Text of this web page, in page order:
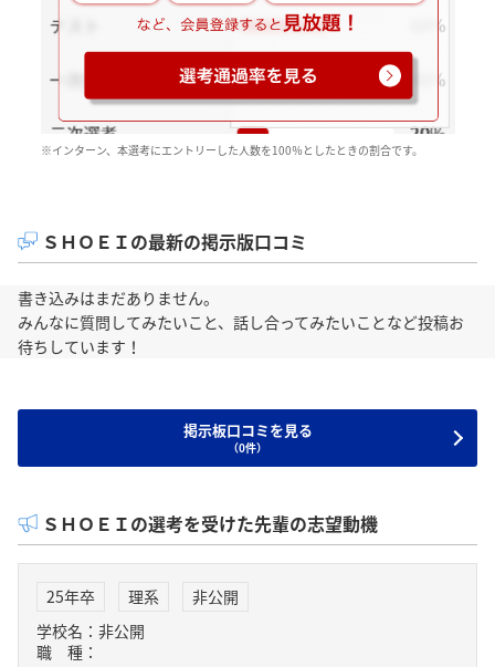
※インターン、本選考にエントリーした人数を100％としたときの割合です。
ＳＨＯＥＩの最新の掲示版口コミ
書き込みはまだありません。
みんなに質問してみたいこと、話し合ってみたいことなど投稿お
待ちしています！
掲示板口コミを見る
（0件）
ＳＨＯＥＩの選考を受けた先輩の志望動機
25年卒 理系
非公開
学校名：非公開
職 種：